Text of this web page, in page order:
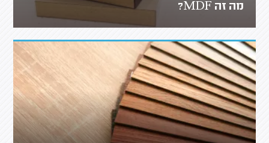
מה זה MDF?